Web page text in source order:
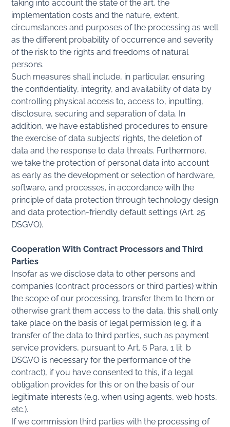
taking into account the state of the art, the
implementation costs and the nature, extent,
circumstances and purposes of the processing as well
as the different probability of occurrence and severity
of the risk to the rights and freedoms of natural
persons.
Such measures shall include, in particular, ensuring
the confidentiality, integrity, and availability of data by
controlling physical access to, access to, inputting,
disclosure, securing and separation of data. In
addition, we have established procedures to ensure
the exercise of data subjects’ rights, the deletion of
data and the response to data threats. Furthermore,
we take the protection of personal data into account
as early as the development or selection of hardware,
software, and processes, in accordance with the
principle of data protection through technology design
and data protection-friendly default settings (Art. 25
DSGVO).
Cooperation With Contract Processors and Third
Parties
Insofar as we disclose data to other persons and
companies (contract processors or third parties) within
the scope of our processing, transfer them to them or
otherwise grant them access to the data, this shall only
take place on the basis of legal permission (e.g. if a
transfer of the data to third parties, such as payment
service providers, pursuant to Art. 6 Para. 1 lit. b
DSGVO is necessary for the performance of the
contract), if you have consented to this, if a legal
obligation provides for this or on the basis of our
legitimate interests (e.g. when using agents, web hosts,
etc.).
If we commission third parties with the processing of